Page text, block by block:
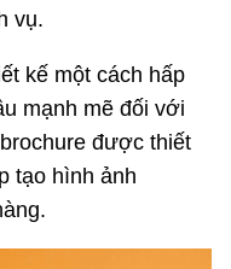
vụ.
kế một cách hấp
mạnh mẽ đối với
được thiết
tạo hình ảnh